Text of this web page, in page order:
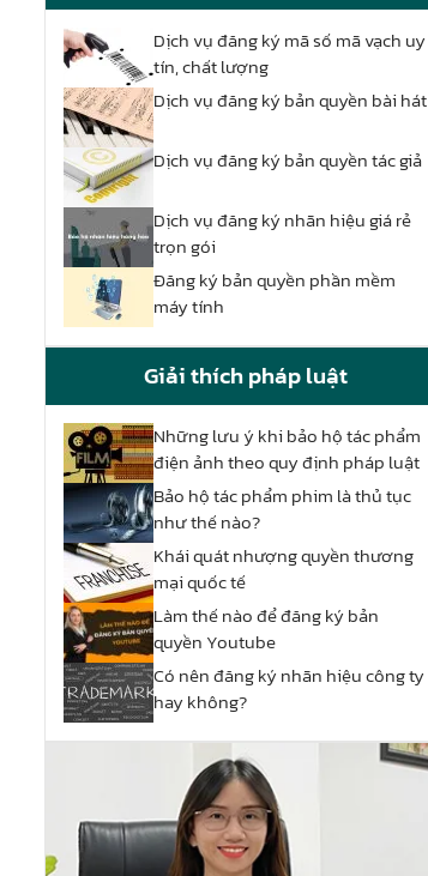
Dịch vụ đăng ký mã số mã vạch uy
tín, chất lượng
Dịch vụ đăng ký bản quyền bài hát
Dịch vụ đăng ký bản quyền tác giả
Dịch vụ đăng ký nhãn hiệu giá rẻ
trọn gói
Đăng ký bản quyền phần mềm
máy tính
Giải thích pháp luật
Những lưu ý khi bảo hộ tác phẩm
điện ảnh theo quy định pháp luật
Bảo hộ tác phẩm phim là thủ tục
như thế nào?
Khái quát nhượng quyền thương
mại quốc tế
Làm thế nào để đăng ký bản
quyền Youtube
Có nên đăng ký nhãn hiệu công ty
hay không?